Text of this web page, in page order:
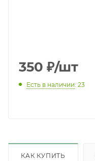
350 ₽/шт
Есть в наличии: 23
КАК КУПИТЬ